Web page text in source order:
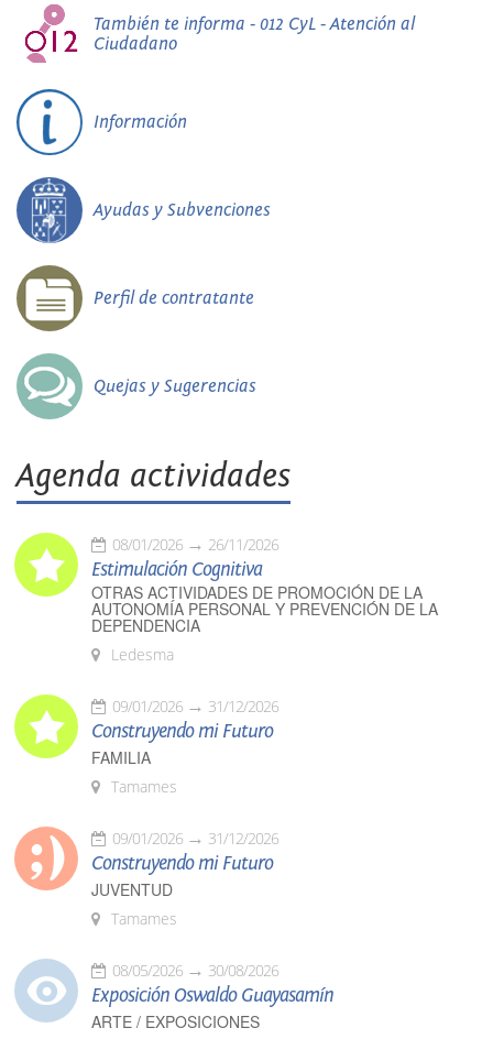
También te informa - 012 CyL - Atención al
Ciudadano
Información
Ayudas y Subvenciones
Perfil de contratante
Quejas y Sugerencias
Agenda actividades
08/01/2026 26/11/2026
Estimulación Cognitiva
OTRAS ACTIVIDADES DE PROMOCIÓN DE LA
AUTONOMÍA PERSONAL Y PREVENCIÓN DE LA
DEPENDENCIA
Ledesma
09/01/2026 31/12/2026
Construyendo mi Futuro
FAMILIA
Tamames
09/01/2026 31/12/2026
Construyendo mi Futuro
JUVENTUD
Tamames
08/05/2026 30/08/2026
Exposición Oswaldo Guayasamín
ARTE / EXPOSICIONES